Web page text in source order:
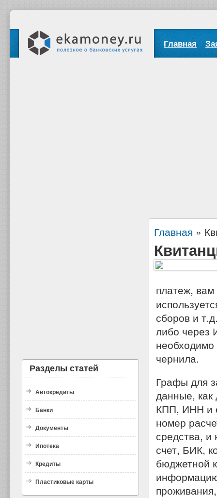
Главная
Разделы статей
Автокредиты
Банки
Документы
Ипотека
Кредиты
Пластиковые карты
Главная »
платеж,
сборов и
либо через
чернила.
Графы для
данные, как
КПП, ИНН и
номер
средства, и
счет, БИК,
бюджетной